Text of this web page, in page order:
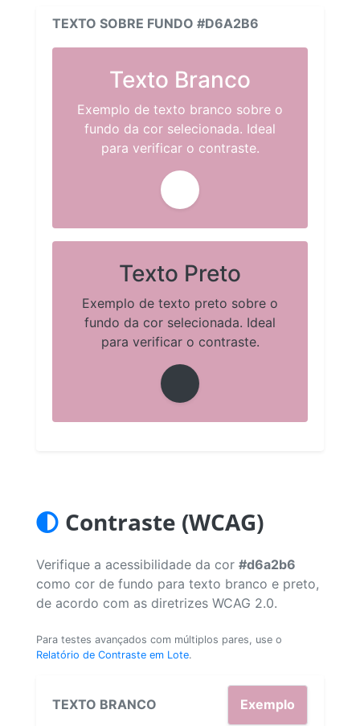
TEXTO SOBRE FUNDO #D6A2B6
Texto Branco
Exemplo de texto branco sobre o
fundo da cor selecionada. Ideal
para verificar o contraste.
Texto Preto
Exemplo de texto preto sobre o
fundo da cor selecionada. Ideal
para verificar o contraste.
Contraste (WCAG)
Verifique a acessibilidade da cor #d6a2b6
como cor de fundo para texto branco e preto,
de acordo com as diretrizes WCAG 2.0.
Para testes avançados com múltiplos pares, use o
Relatório de Contraste em Lote.
TEXTO BRANCO Exemplo